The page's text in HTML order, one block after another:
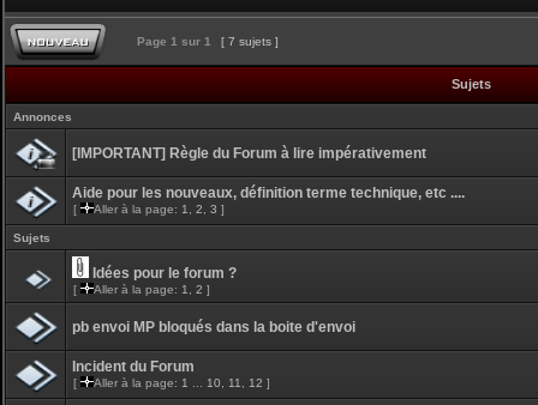
Page 1 sur 1 [ 7 sujets ]
Sujets
Annonces
[IMPORTANT] Règle du Forum à lire impérativement
Aide pour les nouveaux, définition terme technique, etc ....
[ Aller à la page: 1 2 3 ]
Sujets
Idées pour le forum ?
[ Aller à la page: 1 2 ]
pb envoi MP bloqués dans la boite d'envoi
Incident du Forum
[ Aller à la page: 1 10 11 12 ]